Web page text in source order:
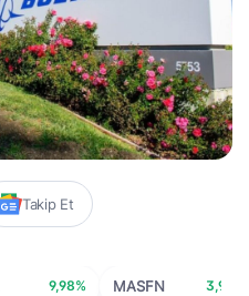
Takip Et
9,98% MASFN 3,95%